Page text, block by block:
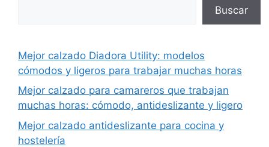
Buscar
Mejor calzado Diadora Utility: modelos
cómodos y ligeros para trabajar muchas horas
Mejor calzado para camareros que trabajan
muchas horas: cómodo, antideslizante y ligero
Mejor calzado antideslizante para cocina y
hostelería